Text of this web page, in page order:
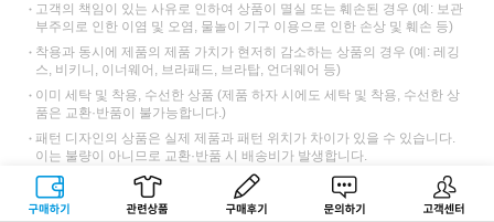
구매하기 관련상품 상품후기 문의하기 고객센터
고객의 책임이 있는 사유로 인하여 상품이 멸실 또는 훼손된 경우 (예: 보관
부주의로 인한 이염 및 오염, 물놀이 기구 이용으로 인한 손상 및 훼손 등)
착용과 동시에 제품의 제품 가치가 현저히 감소하는 상품의 경우 (예: 레깅
스, 비키니, 이너웨어, 브라패드, 브라탑, 언더웨어 등)
이미 세탁 및 착용, 수선한 상품 (제품 하자 시에도 세탁 및 착용, 수선한 상
품은 교환·반품이 불가능합니다.)
패턴 디자인의 상품은 실제 제품과 패턴 위치가 차이가 있을 수 있습니다.
이는 불량이 아니므로 교환·반품 시 배송비가 발생합니다.
사이즈는 측정 방법에 따라 오차가 발생될 수 있으며, 색상은 모니터 설정과
사양에 따라 차이가 있을 수 있습니다. 이는 불량이 아니므로 교환·반품 시
배송비가 발생됩니다.